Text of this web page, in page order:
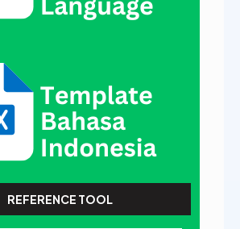
REFERENCE TOOL